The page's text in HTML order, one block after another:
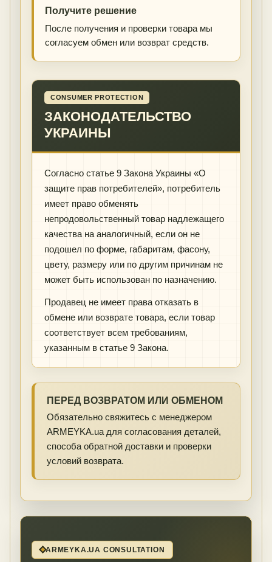
Получите решение
После получения и проверки товара мы
согласуем обмен или возврат средств.
CONSUMER PROTECTION
ЗАКОНОДАТЕЛЬСТВО
УКРАИНЫ
Согласно статье 9 Закона Украины «О
защите прав потребителей», потребитель
имеет право обменять
непродовольственный товар надлежащего
качества на аналогичный, если он не
подошел по форме, габаритам, фасону,
цвету, размеру или по другим причинам не
может быть использован по назначению.
Продавец не имеет права отказать в
обмене или возврате товара, если товар
соответствует всем требованиям,
указанным в статье 9 Закона.
ПЕРЕД ВОЗВРАТОМ ИЛИ ОБМЕНОМ
Обязательно свяжитесь с менеджером
ARMEYKA.ua для согласования деталей,
способа обратной доставки и проверки
условий возврата.
ARMEYKA.UA CONSULTATION